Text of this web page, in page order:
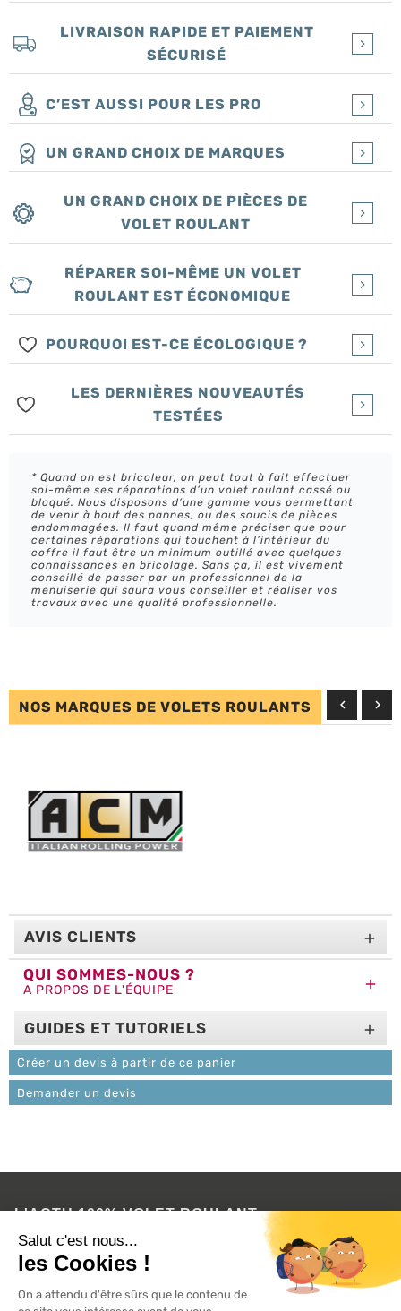
LIVRAISON RAPIDE ET PAIEMENT
SÉCURISÉ
C’EST AUSSI POUR LES PRO
UN GRAND CHOIX DE MARQUES
UN GRAND CHOIX DE PIÈCES DE
VOLET ROULANT
RÉPARER SOI-MÊME UN VOLET
ROULANT EST ÉCONOMIQUE
POURQUOI EST-CE ÉCOLOGIQUE ?
LES DERNIÈRES NOUVEAUTÉS
TESTÉES
* Quand on est bricoleur, on peut tout à fait effectuer
soi-même ses réparations d’un volet roulant cassé ou
bloqué. Nous disposons d’une gamme vous permettant
de venir à bout des pannes, ou des soucis de pièces
endommagées. Il faut quand même préciser que pour
certaines réparations qui touchent à l’intérieur du
coffre il faut être un minimum outillé avec quelques
connaissances en bricolage. Sans ça, il est vivement
conseillé de passer par un professionnel de la
menuiserie qui saura vous conseiller et réaliser vos
travaux avec une qualité professionnelle.
NOS MARQUES DE VOLETS ROULANTS  
AVIS CLIENTS 
QUI SOMMES-NOUS ?
A PROPOS DE L'ÉQUIPE 
GUIDES ET TUTORIELS 
Créer un devis à partir de ce panier
Demander un devis
L'ACTU 100%VOLET ROULANT 
PRODUITS
SERVICES
INFORMATIONS